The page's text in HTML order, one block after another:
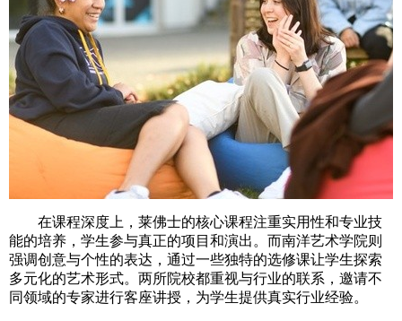
在课程深度上，莱佛士的核心课程注重实用性和专业技
能的培养，学生参与真正的项目和演出。而南洋艺术学院则
强调创意与个性的表达，通过一些独特的选修课让学生探索
多元化的艺术形式。两所院校都重视与行业的联系，邀请不
同领域的专家进行客座讲授，为学生提供真实行业经验。